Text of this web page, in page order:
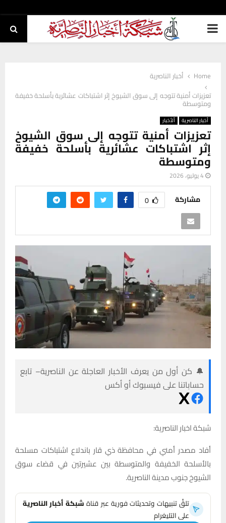
PRIMARY
Home
أخبار الناصرية
تعزيزات أمنية تتوجه إلى سوق الشيوخ إثر اشتباكات عشائرية بأسلحة خفيفة
ومتوسطة
أخبار الناصرية ألأخبار
تعزيزات أمنية تتوجه إلى سوق الشيوخ
إثر اشتباكات عشائرية بأسلحة خفيفة
ومتوسطة
4 يوليو، 2026
مشاركة 0
🔔 كن أول من يعرف الأخبار العاجلة عن الناصرية– تابع
حساباتنا على فيسبوك أو أكس
شبكة اخبار الناصرية:
أفاد مصدر أمني في محافظة ذي قار باندلاع اشتباكات مسلحة
بالأسلحة الخفيفة والمتوسطة بين عشيرتين في قضاء سوق
الشيوخ جنوب مدينة الناصرية.
تلقَّ تنبيهات وتحديثات فورية عبر قناةشبكة أخبار الناصرية
على التليغرام